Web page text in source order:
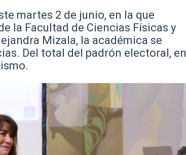
martes 2 de junio, en la que
la Facultad de Ciencias Físicas y
Mizala, la académica se
Del total del padrón electoral, en